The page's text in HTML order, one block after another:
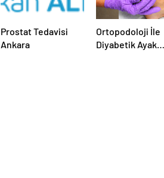
Ankara
Ortopodoloji İle
Diyabetik Ayak
Yarası Tedavisi